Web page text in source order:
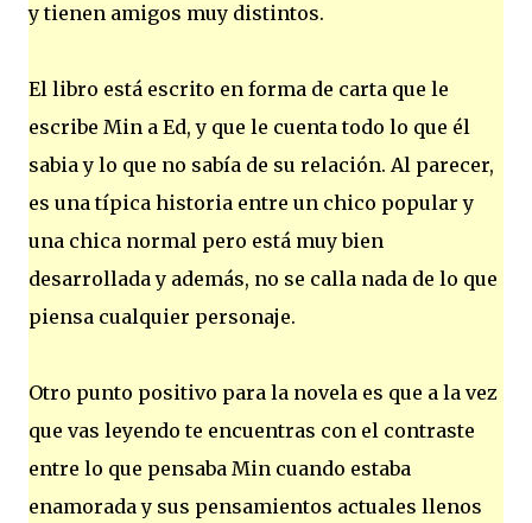
y tienen amigos muy distintos.
El libro está escrito en forma de carta que le
escribe Min a Ed, y que le cuenta todo lo que él
sabia y lo que no sabía de su relación. Al parecer,
es una típica historia entre un chico popular y
una chica normal pero está muy bien
desarrollada y además, no se calla nada de lo que
piensa cualquier personaje.
Otro punto positivo para la novela es que a la vez
que vas leyendo te encuentras con el contraste
entre lo que pensaba Min cuando estaba
enamorada y sus pensamientos actuales llenos